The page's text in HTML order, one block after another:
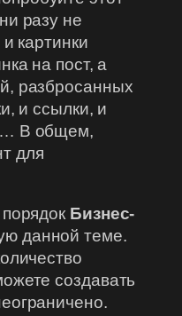
разу не
картинки
на пост, а
разбросанных
и ссылки, и
В общем,
для
Бизнес-
данной теме.
создавать